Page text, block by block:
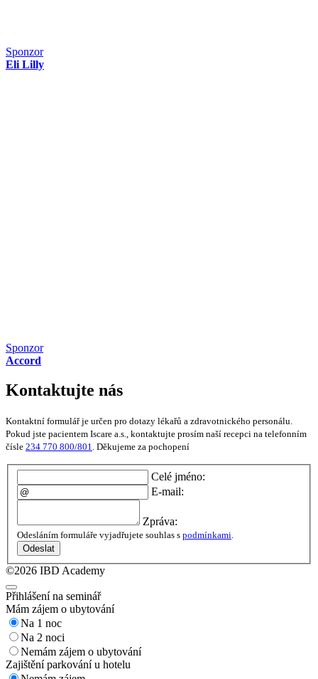
Sponzor
Eli Lilly
Sponzor
Accord
Kontaktujte nás
Kontaktní formulář je určen pro dotazy lékařů a zdravotnického personálu.
Pokud jste pacientem Iscare a.s., kontaktujte prosím naší recepci na telefonním
čísle 234 770 800/801. Děkujeme za pochopení
Celé jméno:
E-mail:
Zpráva:
Odesláním formuláře vyjadřujete souhlas s podmínkami
Odeslat
©2026 IBD Academy
Přihlášení na seminář
Mám zájem o ubytování
Na 1 noc
Na 2 noci
Nemám zájem o ubytování
Zajištění parkování u hotelu